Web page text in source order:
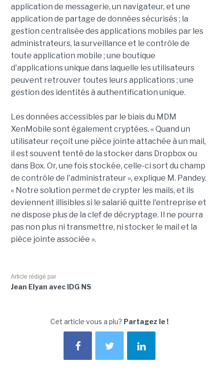
application de messagerie, un navigateur, et une
application de partage de données sécurisés ; la
gestion centralisée des applications mobiles par les
administrateurs, la surveillance et le contrôle de
toute application mobile ; une boutique
d'applications unique dans laquelle les utilisateurs
peuvent retrouver toutes leurs applications ; une
gestion des identités à authentification unique.
Les données accessibles par le biais du MDM
XenMobile sont également cryptées. « Quand un
utilisateur reçoit une pièce jointe attachée à un mail,
il est souvent tenté de la stocker dans Dropbox ou
dans Box. Or, une fois stockée, celle-ci sort du champ
de contrôle de l'administrateur », explique M. Pandey.
« Notre solution permet de crypter les mails, et ils
deviennent illisibles si le salarié quitte l'entreprise et
ne dispose plus de la clef de décryptage. Il ne pourra
pas non plus ni transmettre, ni stocker le mail et la
pièce jointe associée ».
Article rédigé par
Jean Elyan avec IDG NS
Cet article vous a plu? Partagez le !